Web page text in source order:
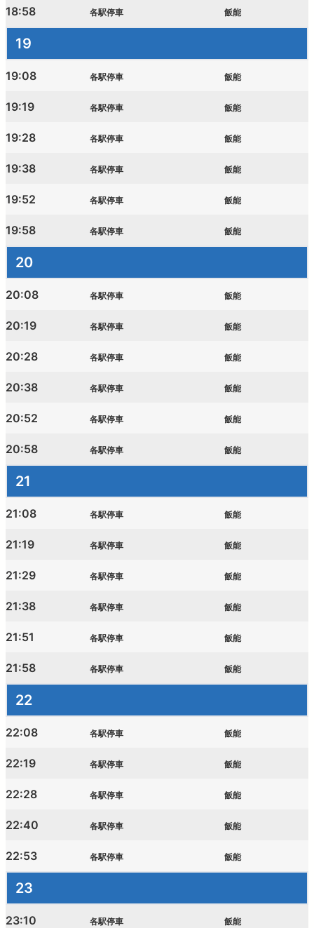
18:58 各駅停車 飯能
19
19:08 各駅停車 飯能
19:19 各駅停車 飯能
19:28 各駅停車 飯能
19:38 各駅停車 飯能
19:52 各駅停車 飯能
19:58 各駅停車 飯能
20
20:08 各駅停車 飯能
20:19 各駅停車 飯能
20:28 各駅停車 飯能
20:38 各駅停車 飯能
20:52 各駅停車 飯能
20:58 各駅停車 飯能
21
21:08 各駅停車 飯能
21:19 各駅停車 飯能
21:29 各駅停車 飯能
21:38 各駅停車 飯能
21:51 各駅停車 飯能
21:58 各駅停車 飯能
22
22:08 各駅停車 飯能
22:19 各駅停車 飯能
22:28 各駅停車 飯能
22:40 各駅停車 飯能
22:53 各駅停車 飯能
23
23:10 各駅停車 飯能